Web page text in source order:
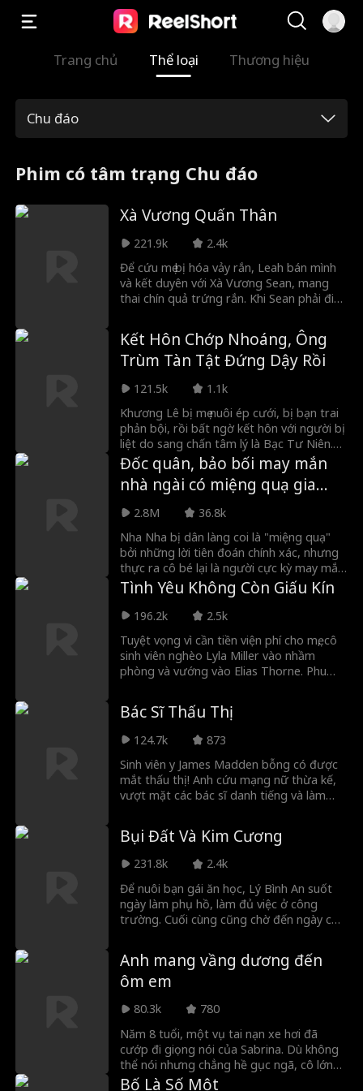
Trang chủ Thể loại Thương hiệu
Chu đáo
Phim có tâm trạng Chu đáo
Xà Vương Quấn Thân
221.9k
2.4k
Để cứu mẹ bị hóa vảy rắn, Leah bán mình
và kết duyên với Xà Vương Sean, mang
thai chín quả trứng rắn. Khi Sean phải đi
nghiệt và suýt bị dân làng giết. Sean kịp
thời quay lại cứu nàng, nhận ra cô là con
gái ân nhân thất lạc.
Kết Hôn Chớp Nhoáng, Ông
Trùm Tàn Tật Đứng Dậy Rồi
121.5k
1.1k
Khương Lê bị mẹ nuôi ép cưới, bị bạn trai
phản bội, rồi bất ngờ kết hôn với người bị
liệt do sang chấn tâm lý là Bạc Tư Niên.
Sau hôn nhân, cô giúp anh vượt qua bóng
tối, đồng thời vươn lên thành nhà thiết kế
trang sức và phát hiện thân thế thật. Cả
hai có được tình yêu và sự nghiệp viên
mãn.
Đốc quân, bảo bối may mắn
nhà ngài có miệng quạ gia
truyền
2.8M
36.8k
Nha Nha bị dân làng coi là "miệng quạ"
bởi những lời tiên đoán chính xác, nhưng
thực ra cô bé lại là người cực kỳ may mắn.
Khi đang mặc bộ quần áo rách rưới đi
đào rau dại, cô bé vô tình gặp Khương
Nghiên, phu nhân Đốc quân Tùng Hỗ bị
phủ, vận may của Nha Nha như hoa cỏ nở
rộ, nhưng những điều thần kỳ về Nha Nha
chưa dừng lại ở đó...
Tình Yêu Không Còn Giấu Kín
196.2k
2.5k
Tuyệt vọng vì cần tiền viện phí cho mẹ, cô
sinh viên nghèo Lyla Miller vào nhầm
phòng và vướng vào Elias Thorne. Phu
dâu hoàn hảo. Elias giải cứu cô khỏi người
cha bạo hành, dẫn đến một cuộc hôn
nhân hợp đồng. Những hiểu lầm về món
nợ của người cha được hóa giải khi Elias
phát hiện cô phải làm việc dù đang mang
thai. Anh quyết liệt bảo vệ vợ trước
những kẻ bắt nạt ở trường. Sau khi thân
bỏ hợp đồng và bên nhau bằng một đám
cưới thế kỷ.
Bác Sĩ Thấu Thị
124.7k
873
Sinh viên y James Madden bỗng có được
mắt thấu thị! Anh cứu mạng nữ thừa kế,
vượt mặt các bác sĩ danh tiếng và làm
bạn bè và xả thân cứu mỹ nhân, hãy cùng
xem chàng trai tay trắng này vươn lên
đỉnh cao và chinh phục thế giới ra sao!
Bụi Đất Và Kim Cương
231.8k
2.4k
Để nuôi bạn gái ăn học, Lý Bình An suốt
ngày làm phụ hồ, làm đủ việc ở công
trường. Cuối cùng cũng chờ đến ngày cô
hôn, nào ngờ cô lại đổi ý, quay sang đính
hôn với chính người anh em thân nhất của
anh. Đúng lúc ấy, Cố Lương Nguyệt – nữ
tình cờ chứng kiến tất cả. Vì cảm động
trước sự lương thiện và chân thành của
Lý Bình An, cô quyết định cùng anh kết
hôn chớp nhoáng, đăng ký kết hôn ngay
tại chỗ…
Anh mang vầng dương đến
ôm em
80.3k
780
Năm 8 tuổi, một vụ tai nạn xe hơi đã
cướp đi giọng nói của Sabrina. Dù không
thể nói nhưng chẳng hề gục ngã, cô lớn
lên trong tình yêu thương, nhất là từ
Bố Là Số Một